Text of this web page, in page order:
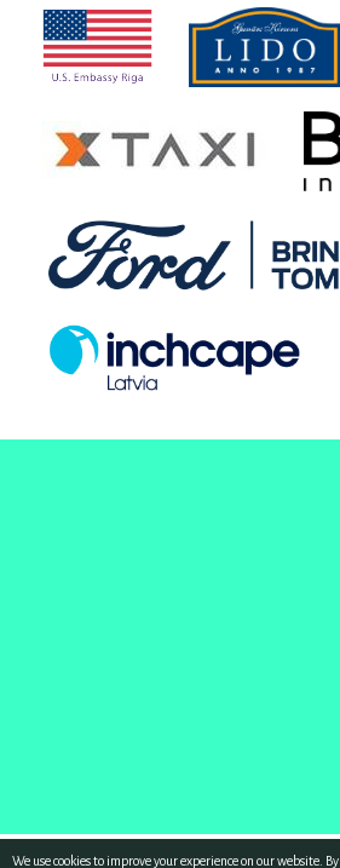
We use cookies to improve your experience on our website. By